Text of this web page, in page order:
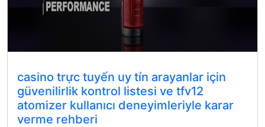
casino trực tuyến uy tín arayanlar için
güvenilirlik kontrol listesi ve tfv12
atomizer kullanıcı deneyimleriyle karar
verme rehberi